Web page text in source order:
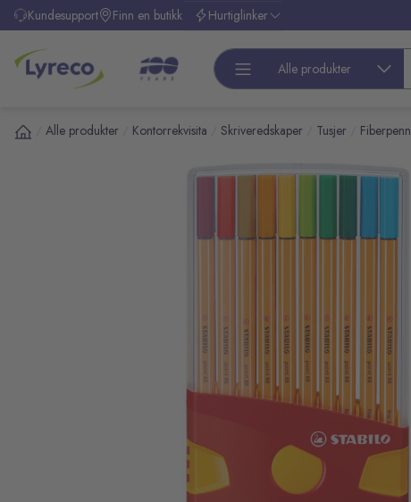
hovedinnhold
Kundesupport Finn en butikk Hurtiglinker
Alle produkter
Alle produkter Kontorrekvisita Skriveredskaper Tusjer Fiberpenn